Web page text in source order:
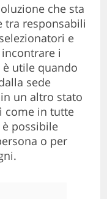
che sta
tra responsabili
e
i
utile quando
sede
in un altro stato
come in tutte
possibile
o per